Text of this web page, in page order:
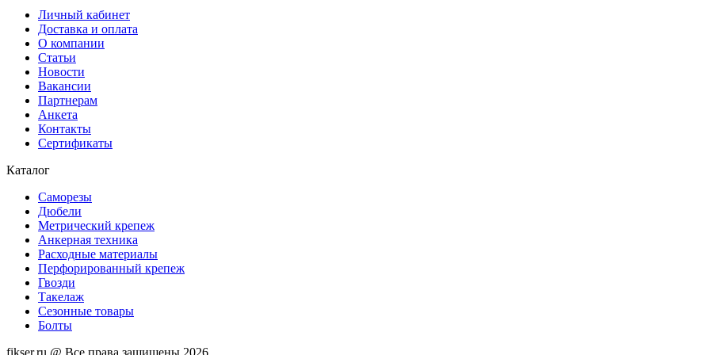
Личный кабинет
Доставка и оплата
О компании
Статьи
Новости
Вакансии
Партнерам
Анкета
Контакты
Сертификаты
Каталог
Саморезы
Дюбели
Метрический крепеж
Анкерная техника
Расходные материалы
Перфорированный крепеж
Гвозди
Такелаж
Сезонные товары
Болты
fikser.ru @ Все права защищены 2026